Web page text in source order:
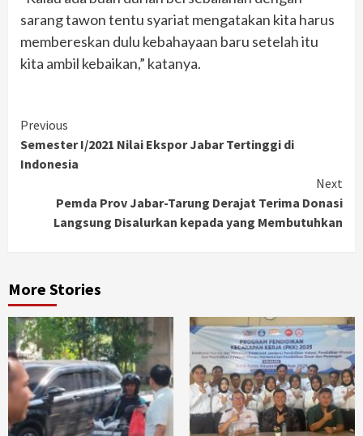
sarang tawon tentu syariat mengatakan kita harus
membereskan dulu kebahayaan baru setelah itu
kita ambil kebaikan,” katanya.
Continue
Reading
Previous
Semester I/2021 Nilai Ekspor Jabar Tertinggi di
Indonesia
Next
Pemda Prov Jabar-Tarung Derajat Terima Donasi
Langsung Disalurkan kepada yang Membutuhkan
More Stories